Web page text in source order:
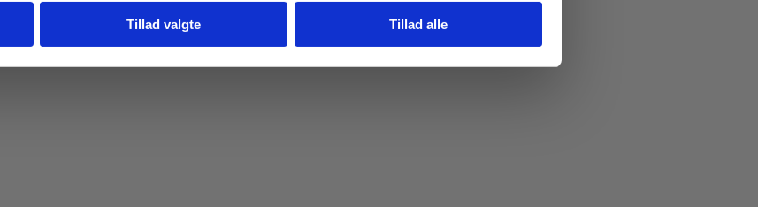
Tillad valgte Tillad alle
Jeg springer over